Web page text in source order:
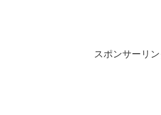
スポンサーリン